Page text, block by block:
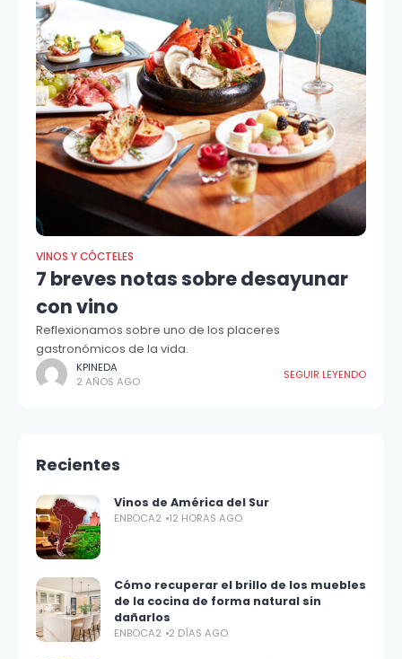
VINOS Y CÓCTELES
7 breves notas sobre desayunar
con vino
Reflexionamos sobre uno de los placeres
gastronómicos de la vida.
KPINEDA
2 AÑOS AGO
SEGUIR LEYENDO
Recientes
Vinos de América del Sur
ENBOCA2 12 HORAS AGO
Cómo recuperar el brillo de los muebles
de la cocina de forma natural sin
dañarlos
ENBOCA2 2 DÍAS AGO